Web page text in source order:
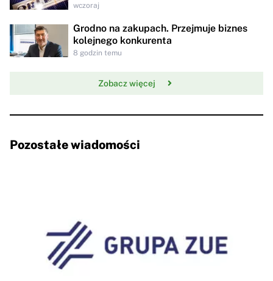
wczoraj
Grodno na zakupach. Przejmuje biznes
kolejnego konkurenta
8 godzin temu
Zobacz więcej
Pozostałe wiadomości